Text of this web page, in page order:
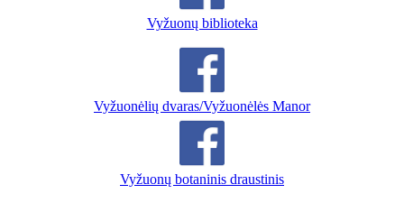
Vyžuonų biblioteka
Vyžuonėlių dvaras/Vyžuonėlės Manor
Vyžuonų botaninis draustinis